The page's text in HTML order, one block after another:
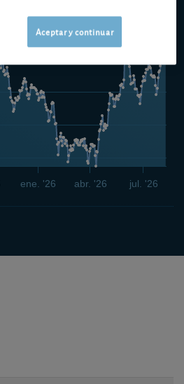
ene. '26 jul. '26
abr. '26
Aceptar y continuar